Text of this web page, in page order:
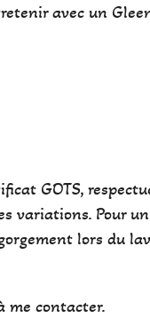
avec un
GOTS,
variations. Pour
lors du
me contacter.